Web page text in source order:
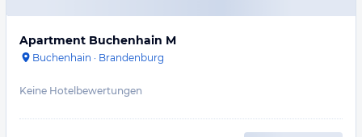
Apartment Buchenhain M
Buchenhain · Brandenburg
Keine Hotelbewertungen